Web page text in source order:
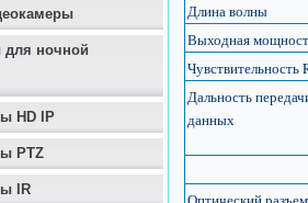
для ночной
HD IP
PTZ
IR
Длина волны
Выходная
Чувствительность
Дальность
данных